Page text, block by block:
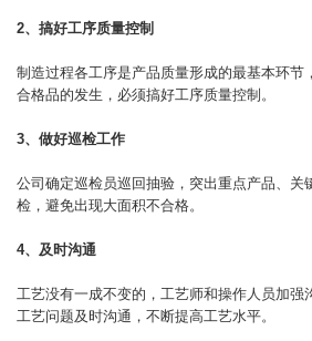
2、搞好工序质量控制
制造过程各工序是产品质量形成的最基本环节
合格品的发生，必须搞好工序质量控制。
3、做好巡检工作
公司确定巡检员巡回抽验，突出重点产品、关
检，避免出现大面积不合格。
4、及时沟通
工艺没有一成不变的，工艺师和操作人员加强
工艺问题及时沟通，不断提高工艺水平。